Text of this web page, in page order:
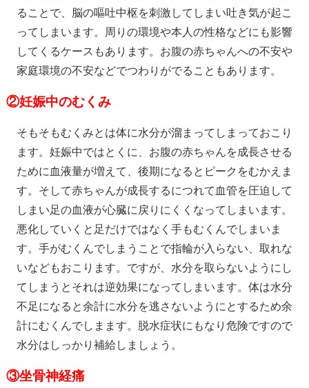
ることで、脳の嘔吐中枢を刺激してしまい吐き気が起こ
ってしまいます。周りの環境や本人の性格などにも影響
してくるケースもあります。お腹の赤ちゃんへの不安や
家庭環境の不安などでつわりがでることもあります。
②妊娠中のむくみ
そもそもむくみとは体に水分が溜まってしまっておこり
ます。妊娠中ではとくに、お腹の赤ちゃんを成長させる
ために血液量が増えて、後期になるとピークをむかえま
す。そして赤ちゃんが成長するにつれて血管を圧迫して
しまい足の血液が心臓に戻りにくくなってしまいます。
悪化していくと足だけではなく手もむくんでしまいま
す。手がむくんでしまうことで指輪が入らない、取れな
いなどもおこります。ですが、水分を取らないようにし
てしまうとそれは逆効果になってしまいます。体は水分
不足になると余計に水分を逃さないようにとするため余
計にむくんでしまます。脱水症状にもなり危険ですので
水分はしっかり補給しましょう。
③坐骨神経痛